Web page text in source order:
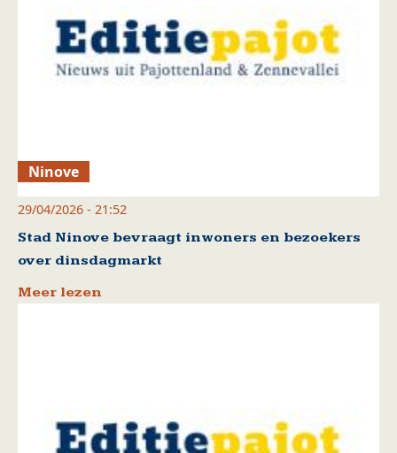
Ninove
29/04/2026 - 21:52
Stad Ninove bevraagt inwoners en bezoekers
over dinsdagmarkt
Meer lezen